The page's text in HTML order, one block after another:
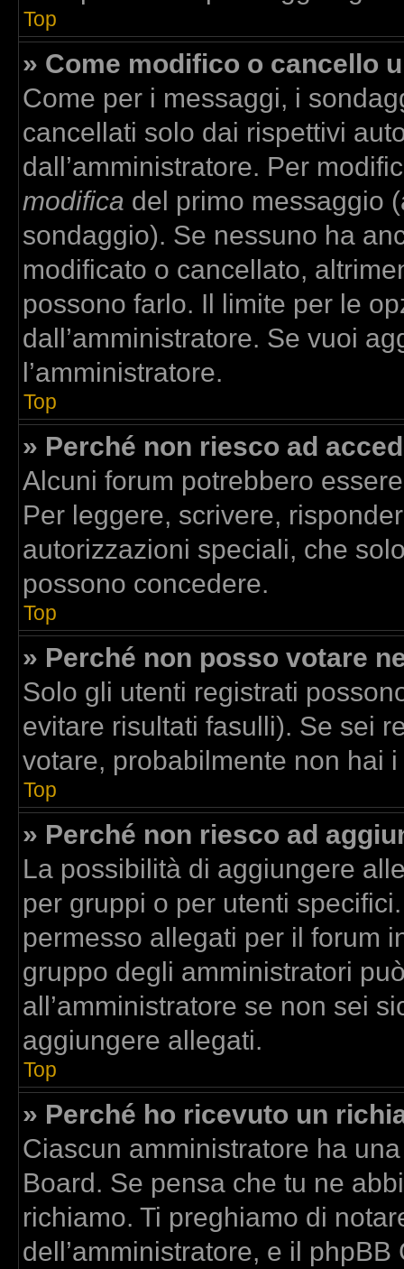
Top
» Come modifico o cancello
Come per i messaggi, i
cancellati solo dai rispettivi
dall’amministratore. Per
modifica del primo messaggio
sondaggio). Se nessuno ha
modificato o cancellato,
possono farlo. Il limite per le
dall’amministratore. Se vuoi
l’amministratore.
Top
» Perché non riesco ad
Alcuni forum potrebbero
Per leggere, scrivere,
autorizzazioni speciali, che
possono concedere.
Top
» Perché non posso votare
Solo gli utenti registrati
evitare risultati fasulli). Se sei
votare, probabilmente non hai
Top
» Perché non riesco ad
La possibilità di aggiungere
per gruppi o per utenti
permesso allegati per il forum
gruppo degli amministratori
all’amministratore se non sei
aggiungere allegati.
Top
» Perché ho ricevuto un
Ciascun amministratore ha
Board. Se pensa che tu ne
richiamo. Ti preghiamo di
dell’amministratore, e il